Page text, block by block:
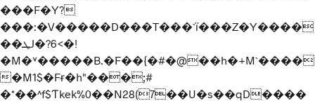
���F�Y?
���:�V�����D���T���`ї���Z�Y����
��ܛJ�?6<�!
�M�˅�����B.�F��{�#�@��h�+M`����
�M1$�Fɍ�h"���;#
�*��^f$Ƭkek%0��N28(7��U�s��qD����